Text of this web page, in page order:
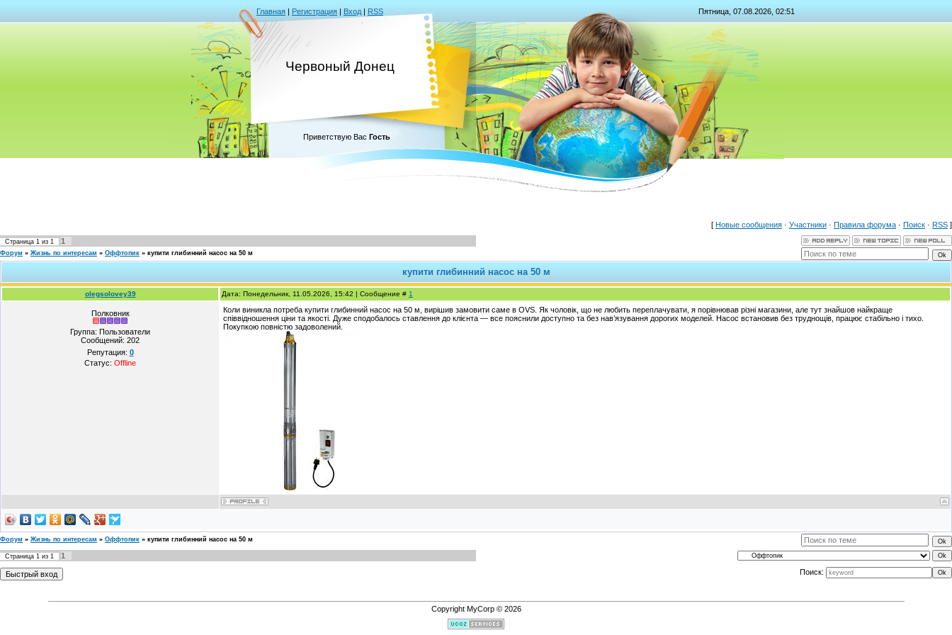
Главная | Регистрация | Вход | RSS Пятница, 07.08.2026, 02:51
Червоный Донец
Приветствую Вас Гость
[ Новые сообщения · Участники · Правила форума · Поиск · RSS ]
Страница 1 из 1 1
Форум » Жизнь по интересам » Оффтопик » купити глибинний насос на 50 м
купити глибинний насос на 50 м
olegsolovey39 Дата: Понедельник, 11.05.2026, 15:42 | Сообщение # 1
Полковник
Группа: Пользователи
Сообщений: 202
Репутация: 0
Статус: Offline
Коли виникла потреба купити глибинний насос на 50 м, вирішив замовити саме в OVS. Як чоловік, що не любить переплачувати, я порівнював різні магазини, але тут знайшов найкраще
співвідношення ціни та якості. Дуже сподобалось ставлення до клієнта — все пояснили доступно та без нав’язування дорогих моделей. Насос встановив без труднощів, працює стабільно і тихо.
Покупкою повністю задоволений.
Форум » Жизнь по интересам » Оффтопик » купити глибинний насос на 50 м
Страница 1 из 1
1
Поиск:
Copyright MyCorp © 2026